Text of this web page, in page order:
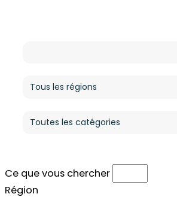
Ce que vous chercher
Région